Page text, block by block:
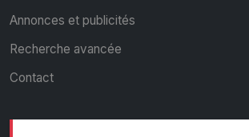
Annonces et publicités
Recherche avancée
Contact